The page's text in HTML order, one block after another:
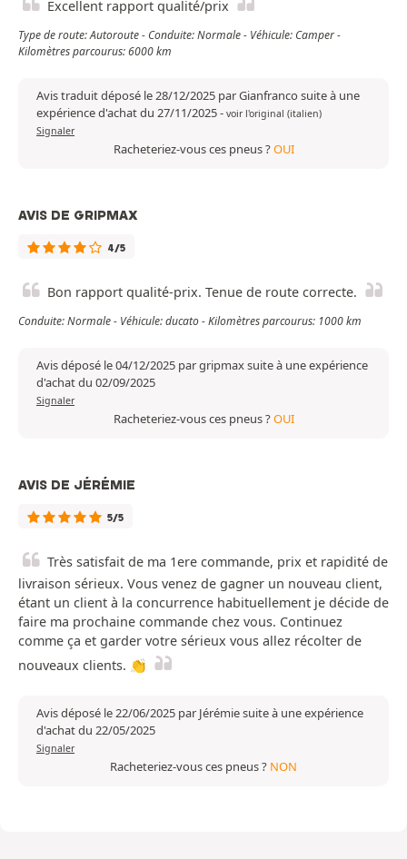
Excellent rapport qualité/prix
Type de route: Autoroute - Conduite: Normale - Véhicule: Camper -
Kilomètres parcourus: 6000 km
Avis traduit déposé le 28/12/2025 par Gianfranco suite à une
expérience d'achat du 27/11/2025- voir l'original (italien)
Signaler
Racheteriez-vous ces pneus ?OUI
AVIS DE GRIPMAX
4/5
Bon rapport qualité-prix. Tenue de route correcte.
Conduite: Normale - Véhicule: ducato - Kilomètres parcourus: 1000 km
Avis déposé le 04/12/2025 par gripmax suite à une expérience
d'achat du 02/09/2025
Signaler
Racheteriez-vous ces pneus ?OUI
AVIS DE JÉRÉMIE
5/5
Très satisfait de ma 1ere commande, prix et rapidité de
livraison sérieux. Vous venez de gagner un nouveau client,
étant un client à la concurrence habituellement je décide de
faire ma prochaine commande chez vous. Continuez
comme ça et garder votre sérieux vous allez récolter de
nouveaux clients. 👏
Avis déposé le 22/06/2025 par Jérémie suite à une expérience
d'achat du 22/05/2025
Signaler
Racheteriez-vous ces pneus ? NON